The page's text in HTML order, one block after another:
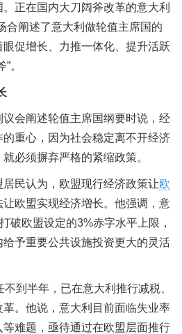
正在国内大刀阔斧改革的意大利
合阐述了意大利做轮值主席国的
促增长、力推一体化、提升活跃
。
会阐述轮值主席国纲要时说，经
重心，因为社会稳定离不开经济
必须摒弃严格的紧缩政策。
民认为，欧盟现行经济政策让欧
欧盟实现经济增长。他强调，意
破欧盟设定的3%赤字水平上限，
予重要公共设施投资更大的灵活
到半年，已在意大利推行减税、
。他说，意大利目前面临失业率
难题，亟待通过在欧盟层面推行